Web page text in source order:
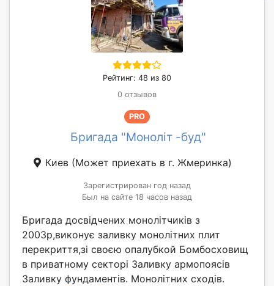
Рейтинг: 48 из 80
0 отзывов
PRO
Бригада "Моноліт -буд"
Киев (Может приехать в г. Жмеринка)
Зарегистрирован год назад
Был на сайте 18 часов назад
Бригада досвідчених монолітчиків з
2003р,виконує заливку монолітних плит
перекриття,зі своєю опалубкой Бомбосховищ
в приватному секторі Заливку армопоясів
Заливку фундаментів. Монолітних сходів.